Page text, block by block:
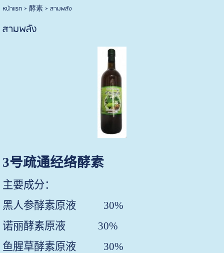
หน้าแรก> 酵素> สามพลัง
สามพลัง
3号疏通经络酵素
主要成分：
黑人参酵素原液
30%
诺丽酵素原液
30%
鱼腥草酵素原液
30%